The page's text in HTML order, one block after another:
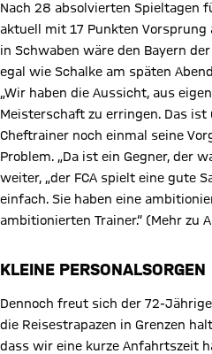
Nach 28 absolvierten Spieltagen
aktuell mit 17 Punkten Vorsprung
in Schwaben wäre den Bayern
egal wie Schalke am späten
„Wir haben die Aussicht, aus
Meisterschaft zu erringen. Das
Cheftrainer noch einmal seine
Problem. „Da ist ein Gegner, der
weiter, „der FCA spielt eine gute
einfach. Sie haben eine
ambitionierten Trainer.“ (Mehr zu
KLEINE PERSONALSORGEN
Dennoch freut sich der 72-
die Reisestrapazen in Grenzen
dass wir eine kurze Anfahrtszeit